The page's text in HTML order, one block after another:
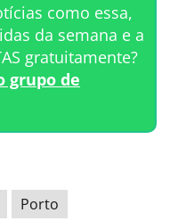
como essa,
da semana e a
gratuitamente?
grupo de
Porto